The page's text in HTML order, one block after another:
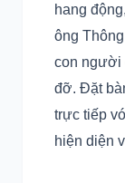
hang
ông
con người
đỡ. Đặt
trực tiếp
hiện diện